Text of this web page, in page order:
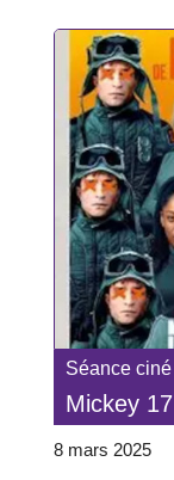
Séance ciné
Mickey 17
8 mars 2025